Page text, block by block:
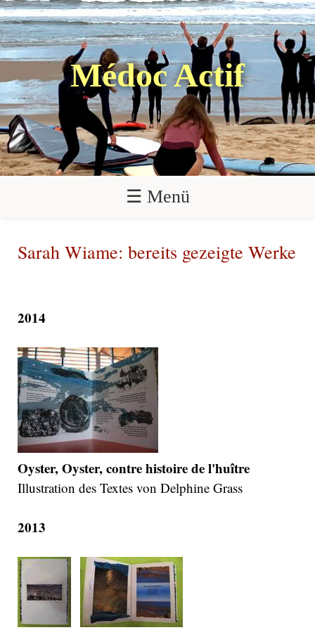
Médoc Actif
☰ Menü
Sarah Wiame: bereits gezeigte Werke
2014
Oyster, Oyster, contre histoire de l'huître
Illustration des Textes von Delphine Grass
2013